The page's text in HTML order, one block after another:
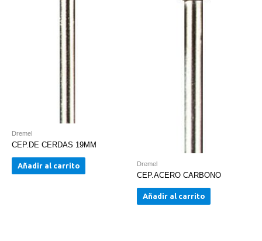
Dremel
CEP.DE CERDAS 19MM
Añadir al carrito Dremel
CEP.ACERO CARBONO
Añadir al carrito